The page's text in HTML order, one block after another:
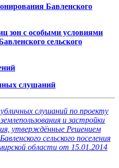
Бавленского
зон с особыми условиями
сельского
слушаний
слушаний по проекту
и застройки
утверждённые Решением
сельского поселения
области от 15.01.2014